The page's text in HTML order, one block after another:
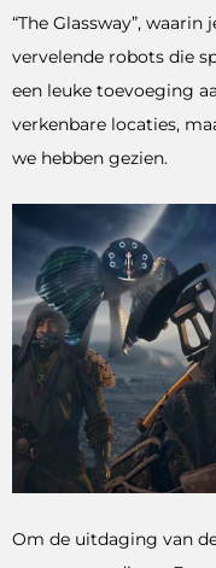
“The Glassway”,
vervelende robots die
een leuke toevoeging
verkenbare locaties,
we hebben gezien.
Om de uitdaging van